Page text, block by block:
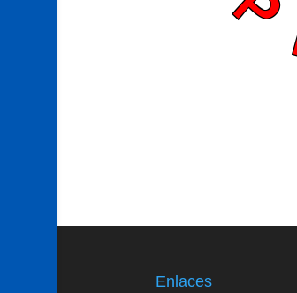
Enlaces